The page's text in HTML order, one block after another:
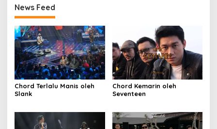
News Feed
Chord Terlalu Manis oleh
Slank
Chord Kemarin oleh
Seventeen